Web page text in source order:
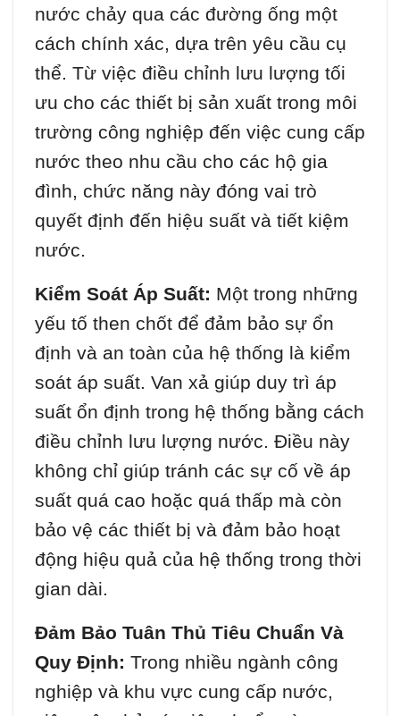
nước chảy qua các đường ống một
cách chính xác, dựa trên yêu cầu cụ
thể. Từ việc điều chỉnh lưu lượng tối
ưu cho các thiết bị sản xuất trong môi
trường công nghiệp đến việc cung cấp
nước theo nhu cầu cho các hộ gia
đình, chức năng này đóng vai trò
quyết định đến hiệu suất và tiết kiệm
nước.
Kiểm Soát Áp Suất: Một trong những
yếu tố then chốt để đảm bảo sự ổn
định và an toàn của hệ thống là kiểm
soát áp suất. Van xả giúp duy trì áp
suất ổn định trong hệ thống bằng cách
điều chỉnh lưu lượng nước. Điều này
không chỉ giúp tránh các sự cố về áp
suất quá cao hoặc quá thấp mà còn
bảo vệ các thiết bị và đảm bảo hoạt
động hiệu quả của hệ thống trong thời
gian dài.
Đảm Bảo Tuân Thủ Tiêu Chuẩn Và
Quy Định: Trong nhiều ngành công
nghiệp và khu vực cung cấp nước,